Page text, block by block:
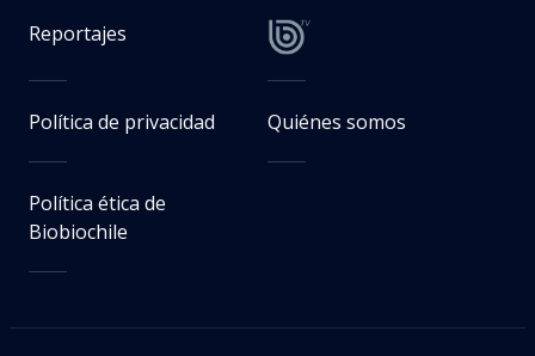
Reportajes
Política de privacidad Quiénes somos
Política ética de
Biobiochile